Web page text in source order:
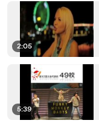
2:05
5:39